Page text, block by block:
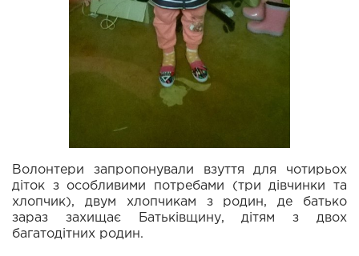
Волонтери запропонували взуття для чотирьох
діток з особливими потребами (три дівчинки та
хлопчик), двум хлопчикам з родин, де батько
зараз захищає Батьківщину, дітям з двох
багатодітних родин.